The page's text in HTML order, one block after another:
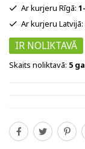
Ar kurjeru Rīgā:
Ar kurjeru Latvijā:
IR NOLIKTAVĀ
Skaits noliktavā: 5